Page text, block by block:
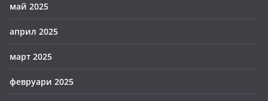
май 2025
април 2025
март 2025
февруари 2025